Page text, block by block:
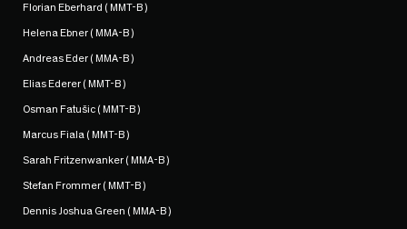
Florian Eberhard ( MMT-B )
Helena Ebner ( MMA-B )
Andreas Eder ( MMA-B )
Elias Ederer ( MMT-B )
Osman Fatušic ( MMT-B )
Marcus Fiala ( MMT-B )
Sarah Fritzenwanker ( MMA-B )
Stefan Frommer ( MMT-B )
Dennis Joshua Green ( MMA-B )